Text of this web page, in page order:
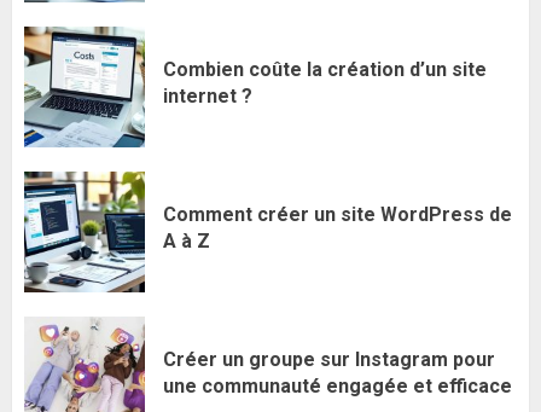
Combien coûte la création d’un site
internet ?
Comment créer un site WordPress de
A à Z
Créer un groupe sur Instagram pour
une communauté engagée et efficace